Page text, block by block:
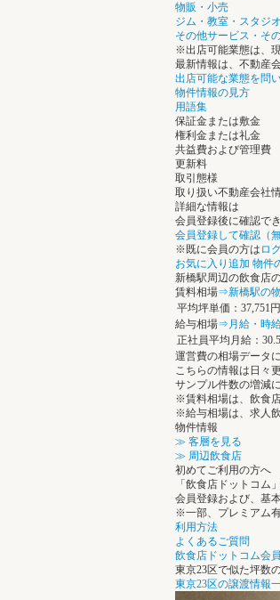
物販・小売
ジム・教室・スタジオ
その他サービス・そ
※出店可能業態は、
最新情報は、不動産
出店可能な業態を問
物件情報の見方
用語集
保証金または敷金
権利金または礼金
共益費および管理費
更新料
取引態様
取り扱い不動産会社
詳細な情報は
会員登録後に確認でき
会員登録して確認（無
※既に会員の方は ロ
お気に入り追加 物件
新橋駅周辺の飲食店
賃料相場⇒新橋駅の
平均坪単価：37,751円
給与相場⇒月給・時
正社員平均月給：
運営費の相場データ
こちらの情報は日々
サンプル件数の増減
※賃料相場は、飲食
※給与相場は、求人
物件情報
≫ 客層を見る
≫ 周辺飲食店
初めてご利用の方へ
「飲食店ドットコム
会員登録および、基
※一部、プレミアム
利用方法
よくあるご質問
飲食店ドットコム会
東京23区で似た坪数
東京23区の譲渡情報